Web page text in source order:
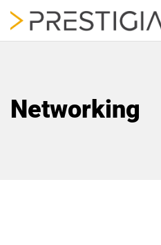
Networking